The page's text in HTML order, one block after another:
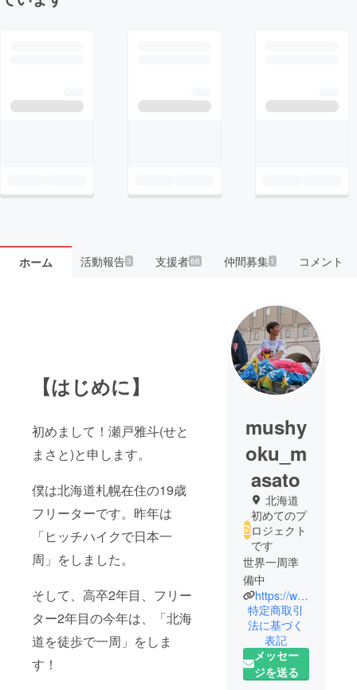
ホーム 活動報告3 支援者66 仲間募集 1 コメント
【はじめに】
初めまして！瀬戸雅斗(せと
まさと)と申します。
僕は北海道札幌在住の19歳
フリーターです。昨年は
「ヒッチハイクで日本一
周」をしました。
そして、高卒2年目、フリー
ター2年目の今年は、「北海
道を徒歩で一周」をしま
す！
mushy
oku_m
asato
北海道
初めてのプ
ロジェクト
です
世界一周準
備中
https://www.instagram.com/masato.24.05?igsh=NHFzbWNnejhnOTgy&utm_source=qr
特定商取引
法に基づく
表記
メッセー
ジを送る